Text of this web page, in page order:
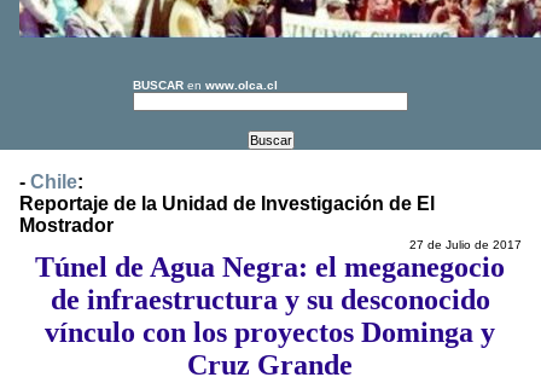
BUSCAR en www.olca.cl
- Chile:
Reportaje de la Unidad de Investigación de El
Mostrador
27 de Julio de 2017
Túnel de Agua Negra: el meganegocio
de infraestructura y su desconocido
vínculo con los proyectos Dominga y
Cruz Grande